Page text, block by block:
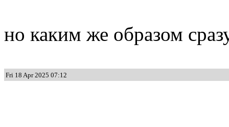
но каким же образом
Fri 18 Apr 2025 07:12